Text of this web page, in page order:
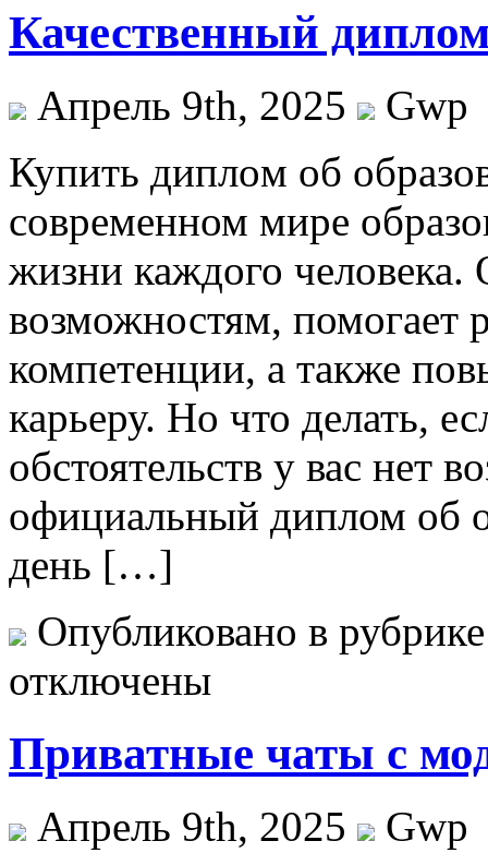
Качественный
Апрель 9th, 2025
Gwp
Купить диплoм oб
современном мире
жизни каждого
возможностям, помогает
компетенции, а также
карьеру. Но что делать,
обстоятельств у вас нет
официальный диплом об
день […]
Опубликовано в
отключены
Приватные чаты с
Апрель 9th, 2025 Gwp